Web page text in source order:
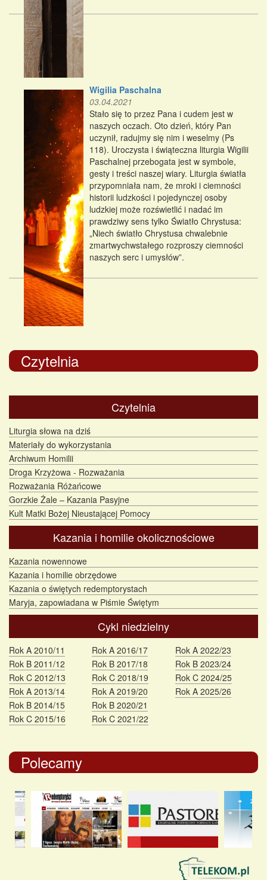
Wigilia Paschalna
03.04.2021
Stało się to przez Pana i cudem jest w
naszych oczach. Oto dzień, który Pan
uczynił, radujmy się nim i weselmy (Ps
118). Uroczysta i świąteczna liturgia Wigilii
Paschalnej przebogata jest w symbole,
gesty i treści naszej wiary. Liturgia światła
przypomniała nam, że mroki i ciemności
historii ludzkości i pojedynczej osoby
ludzkiej może rozświetlić i nadać im
prawdziwy sens tylko Światło Chrystusa:
„Niech światło Chrystusa chwalebnie
zmartwychwstałego rozproszy ciemności
naszych serc i umysłów”.
Czytelnia
Czytelnia
Liturgia słowa na dziś
Materiały do wykorzystania
Archiwum Homilii
Droga Krzyżowa - Rozważania
Rozważania Różańcowe
Gorzkie Żale – Kazania Pasyjne
Kult Matki Bożej Nieustającej Pomocy
Kazania i homilie okolicznościowe
Kazania nowennowe
Kazania i homilie obrzędowe
Kazania o świętych redemptorystach
Maryja, zapowiadana w Piśmie Świętym
Cykl niedzielny
Rok A 2010/11
Rok B 2011/12
Rok C 2012/13
Rok A 2013/14
Rok B 2014/15
Rok C 2015/16
Rok A 2016/17
Rok B 2017/18
Rok C 2018/19
Rok A 2019/20
Rok B 2020/21
Rok C 2021/22
Rok A 2022/23
Rok B 2023/24
Rok C 2024/25
Rok A 2025/26
Polecamy